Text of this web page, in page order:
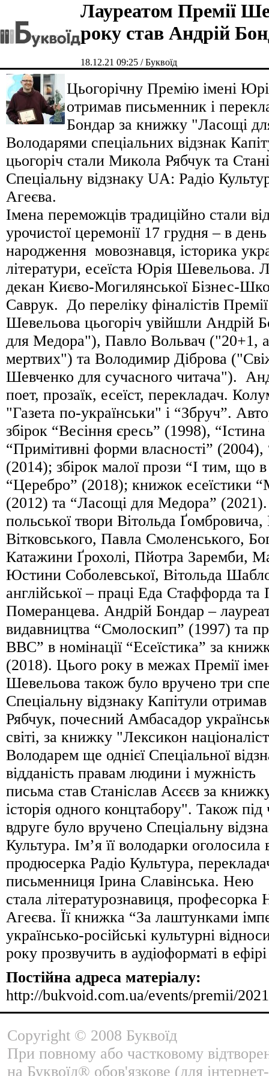
Лауреатом Премії
року став Андрій
18.12.21 09:25 / Буквоїд
Цьогорічну Премію імені
отримав письменник і
Бондар за книжку "Ласощі
Володарями спеціальних відзнак
цьогоріч стали Микола Рябчук та
Спеціальну відзнаку UA: Радіо
Агеєва.
Імена переможців традиційно стали
урочистої церемонії 17 грудня – в день
народження мовознавця, історика
літератури, есеїста Юрія Шевельова.
декан Києво-Могилянської Бізнес-
Саврук. До переліку фіналістів
Шевельова цьогоріч увійшли Андрій
для Медора"), Павло Вольвач ("20+1,
мертвих") та Володимир Діброва
Шевченко для сучасного читача").
поет, прозаїк, есеїст, перекладач.
"Газета по-українськи" і “Збруч”.
збірок “Весіння єресь” (1998),
“Примітивні форми власності” (2004),
(2014); збірок малої прози “І тим, що
“Церебро” (2018); книжок есеїстики
(2012) та “Ласощі для Медора”
польської твори Вітольда
Вітковського, Павла Смоленського,
Катажини Ґрохолі, Пйотра Заремби,
Юстини Соболевської, Вітольда
англійської – праці Еда Стаффорда та
Померанцева. Андрій Бондар –
видавництва “Смолоскип” (1997) та
ВВС” в номінації “Есеїстика” за
(2018). Цього року в межах Премії
Шевельова також було вручено три
Спеціальну відзнаку Капітули
Рябчук, почесний Амбасадор
світі, за книжку "Лексикон
Володарем ще однієї Спеціальної
відданість правам людини і мужність
письма став Станіслав Асєєв за
історія одного концтабору". Також під
вдруге було вручено Спеціальну
Культура. Ім’я її володарки оголосила
продюсерка Радіо Культура,
письменниця Ірина Славінська. Нею
стала літературознавиця,
Агеєва. Її книжка “За лаштунками
українсько-російські культурні
року прозвучить в аудіоформаті в
Постійна адреса матеріалу:
http://bukvoid.com.ua/events/premii/
Copyright © 2008 Буквоїд
При повному або частковому
на Буквоїд® обов'язкове (для